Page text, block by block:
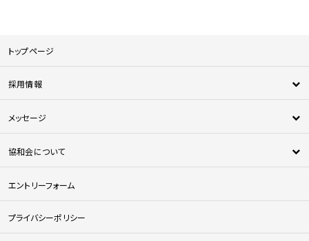
トップページ
採用情報
医師採用
メッセージ
協和会について
協和会を知る
人材育成について
エントリーフォーム
プライバシーポリシー